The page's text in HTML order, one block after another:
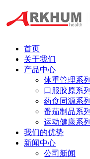
首页
关于我们
产品中心
体重管理系列
口服胶原系列
药食同源系列
番茄制品系列
运动健康系列
我们的优势
新闻中心
公司新闻